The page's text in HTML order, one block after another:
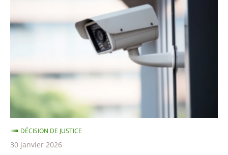
le
traitement
images
vidéosurveillance
de
la
voie
DÉCISION DE JUSTICE
30 janvier 2026